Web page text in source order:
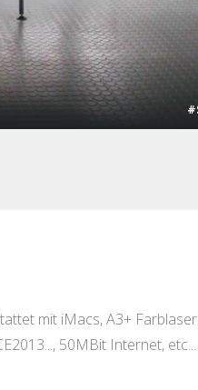
mit iMacs, A3+
50MBit Internet, etc...